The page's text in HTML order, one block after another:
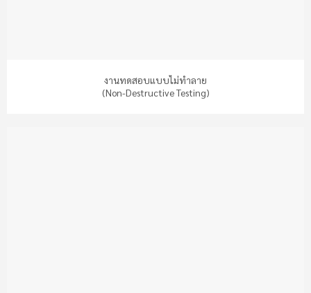
งานทดสอบแบบไม่ทำลาย
(Non-Destructive Testing)